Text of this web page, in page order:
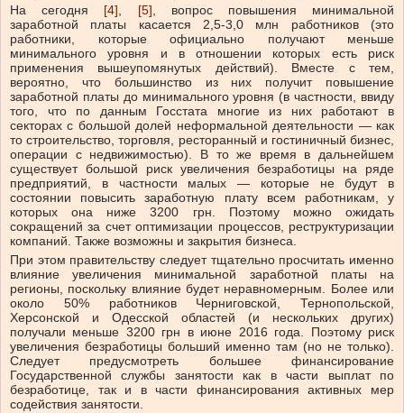
На сегодня [4], [5], вопрос повышения минимальной
заработной платы касается 2,5-3,0 млн работников (это
работники, которые официально получают меньше
минимального уровня и в отношении которых есть риск
применения вышеупомянутых действий). Вместе с тем,
вероятно, что большинство из них получит повышение
заработной платы до минимального уровня (в частности, ввиду
того, что по данным Госстата многие из них работают в
секторах с большой долей неформальной деятельности — как
то строительство, торговля, ресторанный и гостиничный бизнес,
операции с недвижимостью). В то же время в дальнейшем
существует большой риск увеличения безработицы на ряде
предприятий, в частности малых — которые не будут в
состоянии повысить заработную плату всем работникам, у
которых она ниже 3200 грн. Поэтому можно ожидать
сокращений за счет оптимизации процессов, реструктуризации
компаний. Также возможны и закрытия бизнеса.
При этом правительству следует тщательно просчитать именно
влияние увеличения минимальной заработной платы на
регионы, поскольку влияние будет неравномерным. Более или
около 50% работников Черниговской, Тернопольской,
Херсонской и Одесской областей (и нескольких других)
получали меньше 3200 грн в июне 2016 года. Поэтому риск
увеличения безработицы больший именно там (но не только).
Следует предусмотреть большее финансирование
Государственной службы занятости как в части выплат по
безработице, так и в части финансирования активных мер
содействия занятости.